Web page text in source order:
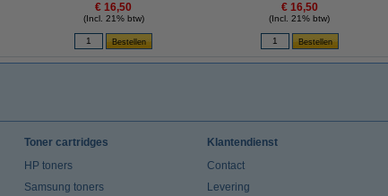
€ 16,50
(Incl. 21% btw)
€ 16,50
(Incl. 21% btw)
Toner cartridges
HP toners
Samsung toners
Klantendienst
Contact
Levering